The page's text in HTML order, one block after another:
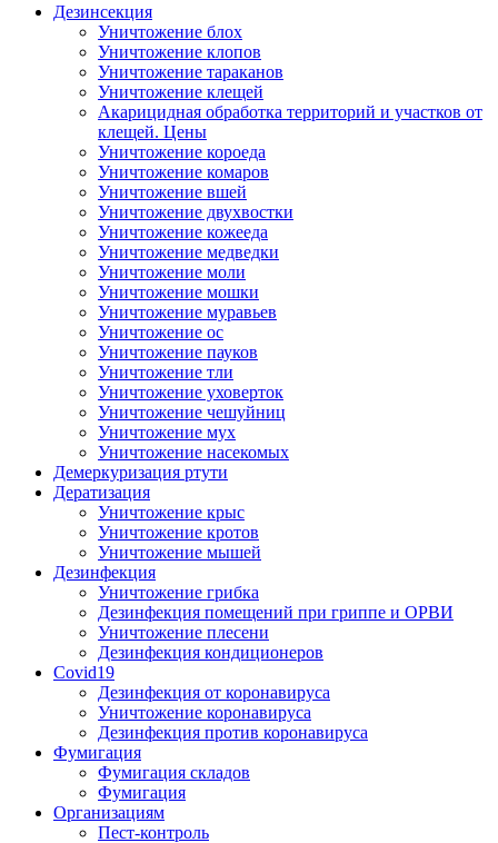
Дезинсекция
Уничтожение блох
Уничтожение клопов
Уничтожение тараканов
Уничтожение клещей
Акарицидная обработка территорий и участков от
клещей. Цены
Уничтожение короеда
Уничтожение комаров
Уничтожение вшей
Уничтожение двухвостки
Уничтожение кожееда
Уничтожение медведки
Уничтожение моли
Уничтожение мошки
Уничтожение муравьев
Уничтожение ос
Уничтожение пауков
Уничтожение тли
Уничтожение уховерток
Уничтожение чешуйниц
Уничтожение мух
Уничтожение насекомых
Демеркуризация ртути
Дератизация
Уничтожение крыс
Уничтожение кротов
Уничтожение мышей
Дезинфекция
Уничтожение грибка
Дезинфекция помещений при гриппе и ОРВИ
Уничтожение плесени
Дезинфекция кондиционеров
Covid19
Дезинфекция от коронавируса
Уничтожение коронавируса
Дезинфекция против коронавируса
Фумигация
Фумигация складов
Фумигация
Организациям
Пест-контроль